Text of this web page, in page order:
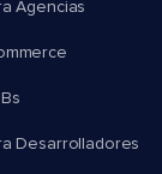
Agencias
Desarrolladores